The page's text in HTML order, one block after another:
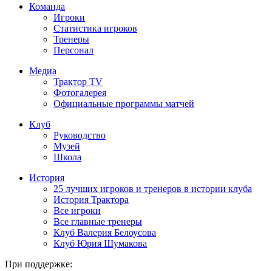
Команда
Игроки
Статистика игроков
Тренеры
Персонал
Медиа
Трактор TV
Фотогалерея
Официальные программы матчей
Клуб
Руководство
Музей
Школа
История
25 лучших игроков и тренеров в истории клуба
История Трактора
Все игроки
Все главные тренеры
Клуб Валерия Белоусова
Клуб Юрия Шумакова
При поддержке: